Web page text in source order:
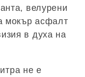
велурени
мокър асфалт
в духа на
не е